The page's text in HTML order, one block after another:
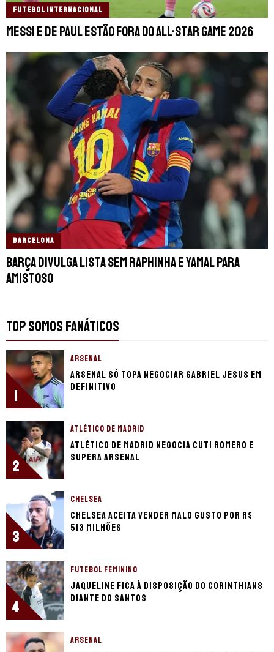
FUTEBOL INTERNACIONAL
Messi e De Paul estão fora do All-Star Game 2026
BARCELONA
Barça divulga lista sem Raphinha e Yamal para
amistoso
TOP SOMOS FANÁTICOS
1
ARSENAL
Arsenal só topa negociar Gabriel Jesus em
definitivo
2
ATLÉTICO DE MADRID
Atlético de Madrid negocia Cuti Romero e
supera Arsenal
3
CHELSEA
Chelsea aceita vender Malo Gusto por R$
513 milhões
4
FUTEBOL FEMININO
Jaqueline fica à disposição do Corinthians
diante do Santos
ARSENAL